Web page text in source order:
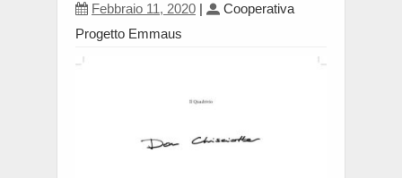
Febbraio 11, 2020 |
Cooperativa
Progetto Emmaus